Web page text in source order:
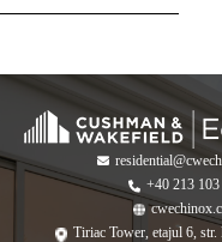
+40 213 103
Tiriac Tower, etajul 6, str.